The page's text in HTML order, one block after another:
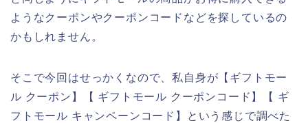
ようなクーポンやクーポンコードなどを探しているの
かもしれません。
そこで今回はせっかくなので、私自身が【ギフトモー
ル クーポン】【 ギフトモール クーポンコード】【 ギ
フトモール キャンペーンコード】という感じで調べた